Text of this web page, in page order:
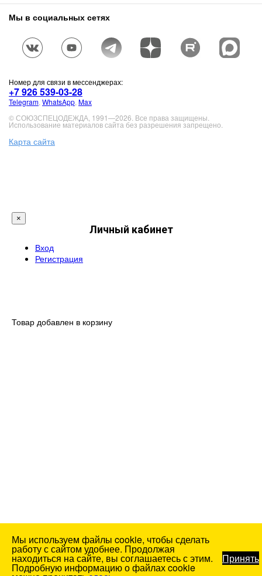
Мы в социальных сетях
Номер для связи в мессенджерах:
+7 926 539-03-28
Telegram WhatsApp Max
© СОЮЗСПЕЦОДЕЖДА, 1991—2026. Все права защищены.
Использование материалов сайта без разрешения запрещено.
Карта сайта
×
Личный кабинет
Вход
Регистрация
Товар добавлен в корзину
Мы используем файлы cookie, чтобы сделать
работу с сайтом удобнее. Продолжая
находиться на сайте, вы соглашаетесь с этим.
Подробную информацию о файлах cookie
Принять